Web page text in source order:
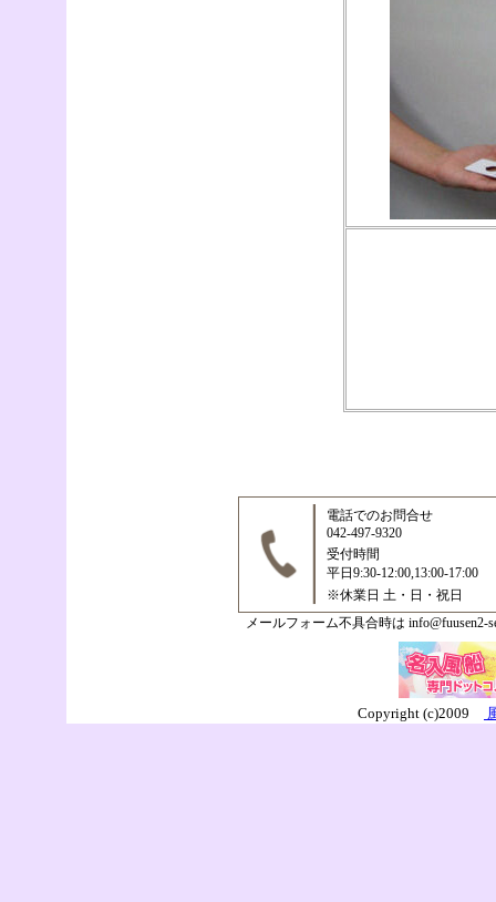
電話でのお問合せ
042-497-9320
受付時間
平日9:30-12:00,13:00-17:00
※休業日 土・日・祝日
メールフォーム不具合時は info@fuusen2-
Copyright (c)2009